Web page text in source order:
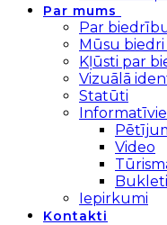
Par mums
Par
Mūsu
Kļūsti par
Vizuālā
Statūti
Video
Bukleti
Iepirkumi
Kontakti